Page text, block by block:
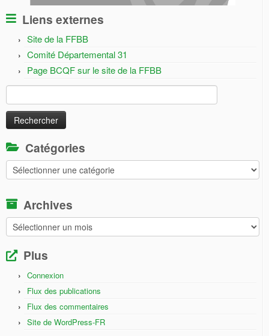
Liens externes
Site de la FFBB
Comité Départemental 31
Page BCQF sur le site de la FFBB
Rechercher :
Catégories
Catégories
Archives
Archives
Plus
Connexion
Flux des publications
Flux des commentaires
Site de WordPress-FR